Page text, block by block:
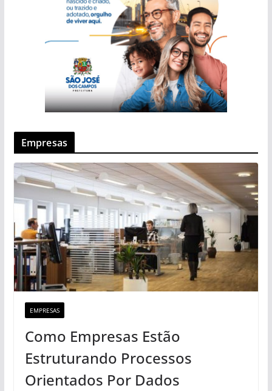
Empresas
EMPRESAS
Como Empresas Estão
Estruturando Processos
Orientados Por Dados